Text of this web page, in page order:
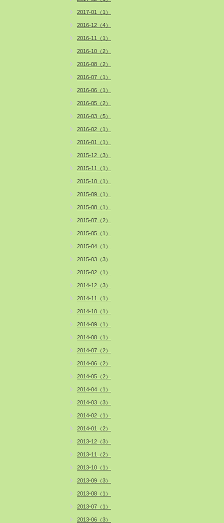
2017-01（1）
2016-12（4）
2016-11（1）
2016-10（2）
2016-08（2）
2016-07（1）
2016-06（1）
2016-05（2）
2016-03（5）
2016-02（1）
2016-01（1）
2015-12（3）
2015-11（1）
2015-10（1）
2015-09（1）
2015-08（1）
2015-07（2）
2015-05（1）
2015-04（1）
2015-03（3）
2015-02（1）
2014-12（3）
2014-11（1）
2014-10（1）
2014-09（1）
2014-08（1）
2014-07（2）
2014-06（2）
2014-05（2）
2014-04（1）
2014-03（3）
2014-02（1）
2014-01（2）
2013-12（3）
2013-11（2）
2013-10（1）
2013-09（3）
2013-08（1）
2013-07（1）
2013-06（3）